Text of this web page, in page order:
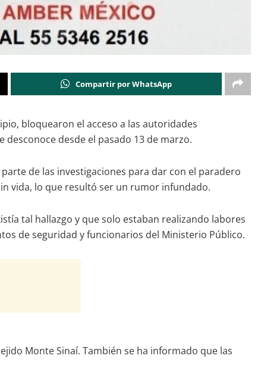
Compartir por WhatsApp
bloquearon el acceso a las autoridades
desde el pasado 13 de marzo.
de las investigaciones para dar con el paradero
vida, lo que resultó ser un rumor infundado.
tal hallazgo y que solo estaban realizando labores
de seguridad y funcionarios del Ministerio Público.
Monte Sinaí. También se ha informado que las